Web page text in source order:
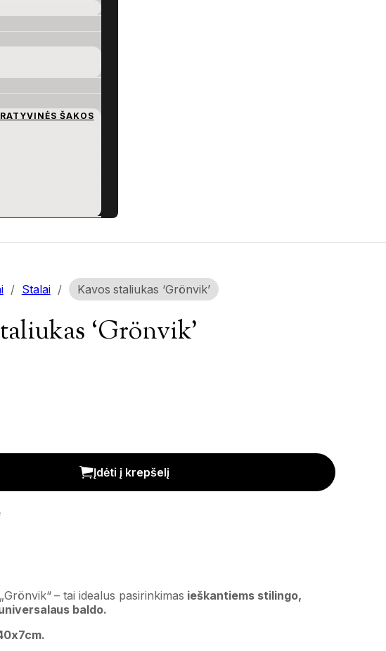
ŠAKOS
/ Stalai / Kavos staliukas ‘Grönvik’
‘Grönvik’
kiekis
Įdėti į krepšelį
– tai idealus pasirinkimas ieškantiems stilingo,
baldo.